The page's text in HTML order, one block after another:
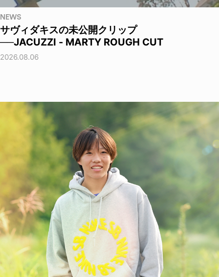
NEWS
サヴィダキスの未公開クリップ
──JACUZZI - MARTY ROUGH CUT
2026.08.06